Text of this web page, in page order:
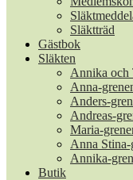
Släktträd
Gästbok
Släkten
Annika och
Anna-
Anders-
Andreas-
Maria-
Anna Stina-
Annika-
Butik